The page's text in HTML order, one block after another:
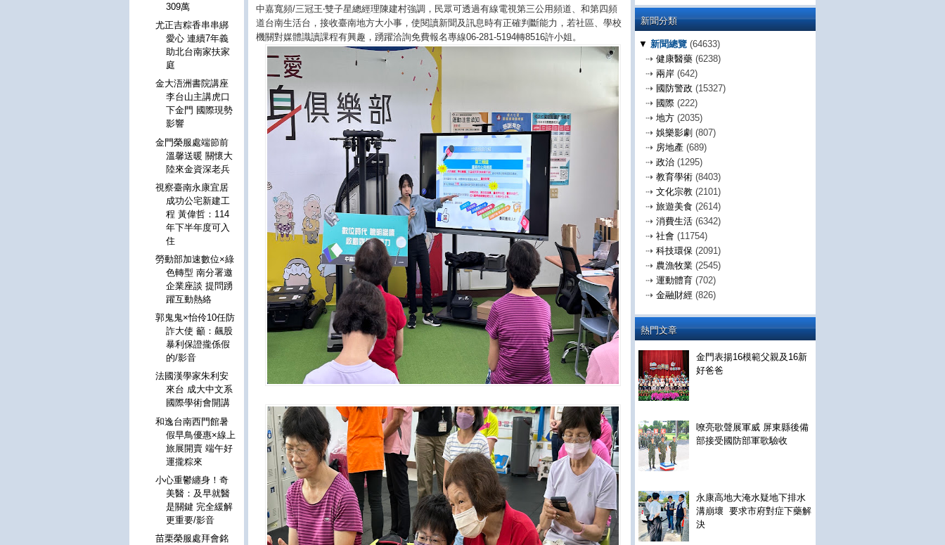
新聞分類
▼ 新聞總覽 (64633)
⇢ 健康醫藥 (6238)
⇢ 兩岸 (642)
⇢ 國防警政 (15327)
⇢ 國際 (222)
⇢ 地方 (2035)
⇢ 娛樂影劇 (807)
⇢ 房地產 (689)
⇢ 政治 (1295)
⇢ 教育學術 (8403)
⇢ 文化宗教 (2101)
⇢ 旅遊美食 (2614)
⇢ 消費生活 (6342)
⇢ 社會 (11754)
⇢ 科技環保 (2091)
⇢ 農漁牧業 (2545)
⇢ 運動體育 (702)
⇢ 金融財經 (826)
熱門文章
金門表揚16模範父親及16新
好爸爸
嘹亮歌聲展軍威 屏東縣後備
部接受國防部軍歌驗收
永康高地大淹水疑地下排水
溝崩壞 要求市府對症下藥解
決
中嘉寬頻/三冠王‧雙子星總經理陳建村強調，民眾可透過有線電視第三公用頻道、和第四頻
道台南生活台，接收臺南地方大小事，使閱讀新聞及訊息時有正確判斷能力，若社區、學校
機關對媒體識讀課程有興趣，踴躍洽詢免費報名專線06-281-5194轉8516許小姐。
309萬
尤正吉粽香串串綁
愛心 連續7年義
助北台南家扶家
庭
金大浯洲書院講座
李台山主講虎口
下金門 國際現勢
影響
金門榮服處端節前
溫馨送暖 關懷大
陸來金資深老兵
視察臺南永康宜居
成功公宅新建工
程 黃偉哲：114
年下半年度可入
住
勞動部加速數位×綠
色轉型 南分署邀
企業座談 提問踴
躍互動熱絡
郭鬼鬼×怡伶10任防
詐大使 籲：飆股
暴利保證攏係假
的/影音
法國漢學家朱利安
來台 成大中文系
國際學術會開講
和逸台南西門館暑
假早鳥優惠×線上
旅展開賣 端午好
運攏粽來
小心重鬱纏身！奇
美醫：及早就醫
是關鍵 完全緩解
更重要/影音
苗栗榮服處拜會銘